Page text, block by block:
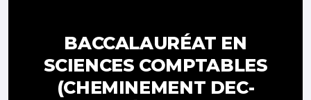
BACCALAURÉAT EN
SCIENCES COMPTABLES
(CHEMINEMENT DEC-